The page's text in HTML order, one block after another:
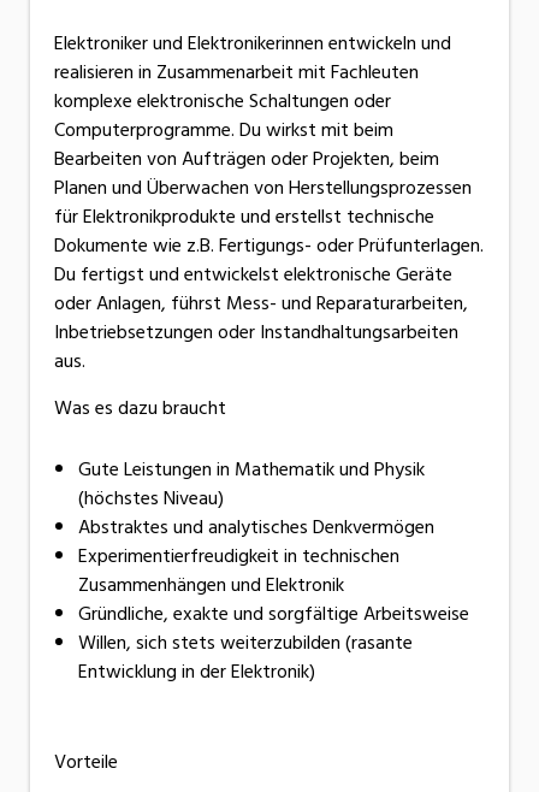
Elektroniker und Elektronikerinnen entwickeln und
realisieren in Zusammenarbeit mit Fachleuten
komplexe elektronische Schaltungen oder
Computerprogramme. Du wirkst mit beim
Bearbeiten von Aufträgen oder Projekten, beim
Planen und Überwachen von Herstellungsprozessen
für Elektronikprodukte und erstellst technische
Dokumente wie z.B. Fertigungs- oder Prüfunterlagen.
Du fertigst und entwickelst elektronische Geräte
oder Anlagen, führst Mess- und Reparaturarbeiten,
Inbetriebsetzungen oder Instandhaltungsarbeiten
aus.
Was es dazu braucht
Gute Leistungen in Mathematik und Physik
(höchstes Niveau)
Abstraktes und analytisches Denkvermögen
Experimentierfreudigkeit in technischen
Zusammenhängen und Elektronik
Gründliche, exakte und sorgfältige Arbeitsweise
Willen, sich stets weiterzubilden (rasante
Entwicklung in der Elektronik)
Vorteile